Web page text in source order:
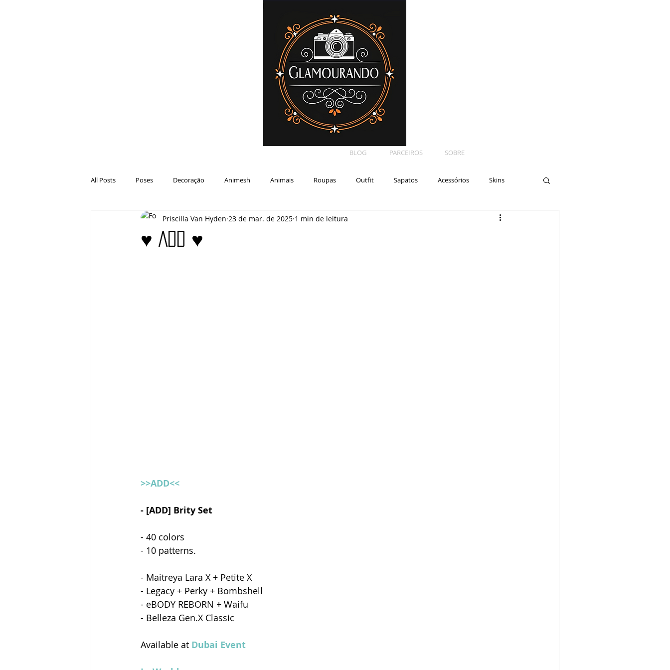
BLOG PARCEIROS SOBRE
All Posts Poses Decoração Animesh Animais Roupas Outfit Sapatos Acessórios Skins
Animações Danças Car Shape Makeup
♥ ADD ♥
Priscilla Van Hyden 23 de mar. de 2025 1 min de leitura
>>ADD<<
- [ADD] Brity Set
- 40 colors
- 10 patterns.
- Maitreya Lara X + Petite X
- Legacy + Perky + Bombshell
- eBODY REBORN + Waifu
- Belleza Gen.X Classic
Available at Dubai Event